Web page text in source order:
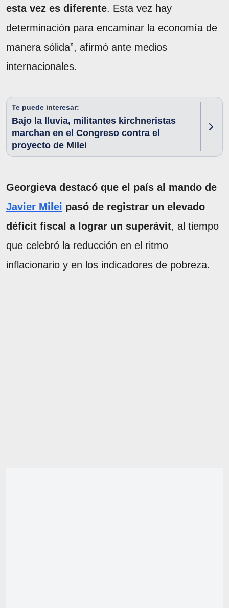
esta vez es diferente. Esta vez hay
determinación para encaminar la economía de
manera sólida”, afirmó ante medios
internacionales.
Te puede interesar:
Bajo la lluvia, militantes kirchneristas
marchan en el Congreso contra el
proyecto de Milei
Georgieva destacó que el país al mando de
Javier Milei pasó de registrar un elevado
déficit fiscal a lograr un superávit, al tiempo
que celebró la reducción en el ritmo
inflacionario y en los indicadores de pobreza.